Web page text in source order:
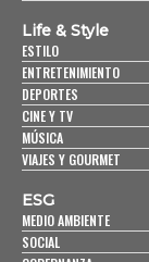
Life & Style
ESTILO
ENTRETENIMIENTO
DEPORTES
CINE Y TV
MÚSICA
VIAJES Y GOURMET
ESG
MEDIO AMBIENTE
SOCIAL